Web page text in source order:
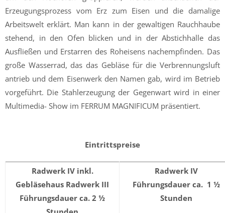
Erzeugungsprozess vom Erz zum Eisen und die damalige
Arbeitswelt erklärt. Man kann in der gewaltigen Rauchhaube
stehend, in den Ofen blicken und in der Abstichhalle das
Ausfließen und Erstarren des Roheisens nachempfinden. Das
große Wasserrad, das das Gebläse für die Verbrennungsluft
antrieb und dem Eisenwerk den Namen gab, wird im Betrieb
vorgeführt. Die Stahlerzeugung der Gegenwart wird in einer
Multimedia- Show im FERRUM MAGNIFICUM präsentiert.
Eintrittspreise
Radwerk IV inkl.
Gebläsehaus Radwerk III
Führungsdauer ca. 2 ½
Radwerk IV
Führungsdauer ca. 1 ½
Stunden